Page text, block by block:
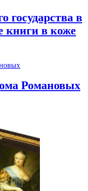
государства в
книги в коже
Романовых